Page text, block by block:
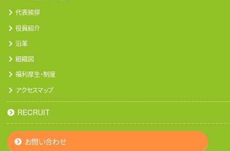
代表挨拶
役員紹介
沿革
組織図
福利厚生・制度
アクセスマップ
RECRUIT
お問い合わせ